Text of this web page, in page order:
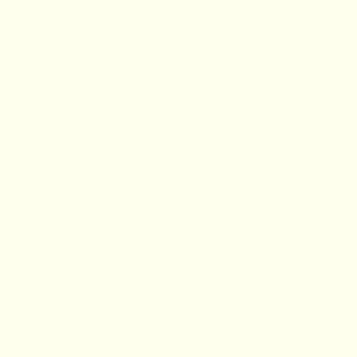
+ h}{h} = 4 x + 2 h + 1